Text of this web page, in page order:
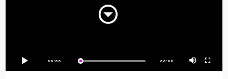
معرفی نرم افزار قدرتمند
مدلسازی، تحلیل...
4:47
21:10
6:22
00:00 00:00